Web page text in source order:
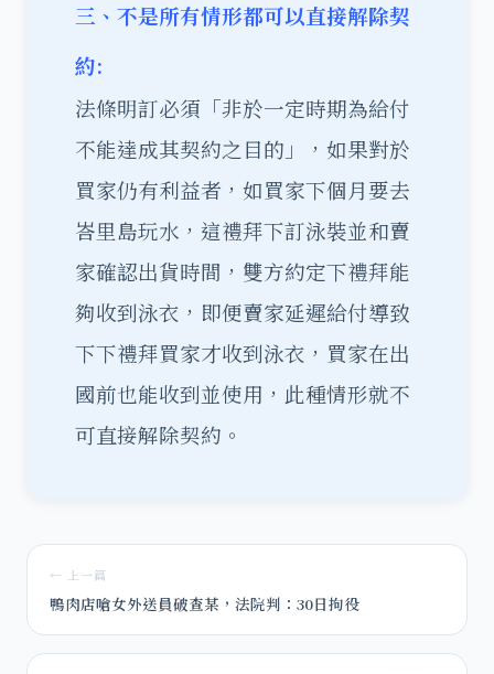
三、不是所有情形都可以直接解除契
約:
法條明訂必須「非於一定時期為給付
不能達成其契約之目的」，如果對於
買家仍有利益者，如買家下個月要去
峇里島玩水，這禮拜下訂泳裝並和賣
家確認出貨時間，雙方約定下禮拜能
夠收到泳衣，即便賣家延遲給付導致
下下禮拜買家才收到泳衣，買家在出
國前也能收到並使用，此種情形就不
可直接解除契約。
← 上一篇
鴨肉店嗆女外送員破查某，法院判：30日拘役